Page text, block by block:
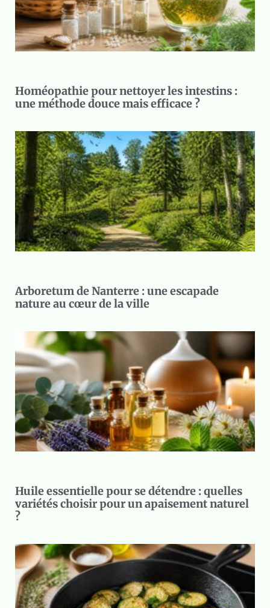
Homéopathie pour nettoyer les intestins :
une méthode douce mais efficace ?
Arboretum de Nanterre : une escapade
nature au cœur de la ville
Huile essentielle pour se détendre : quelles
variétés choisir pour un apaisement naturel
?